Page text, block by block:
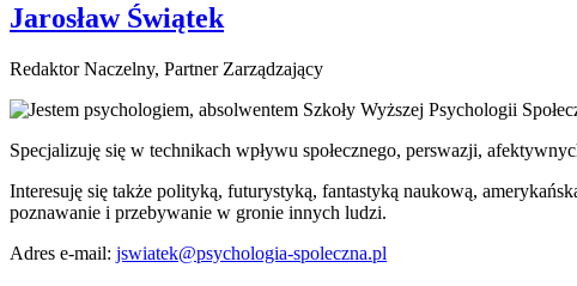
Jarosław Świątek
Redaktor Naczelny, Partner Zarządzający
Jestem psychologiem, absolwentem Szkoły Wyższej Psychologii
Specjalizuję się w technikach wpływu społecznego, perswazji,
Interesuję się także polityką, futurystyką, fantastyką naukową,
poznawanie i przebywanie w gronie innych ludzi.
Adres e-mail: jswiatek@psychologia-spoleczna.pl